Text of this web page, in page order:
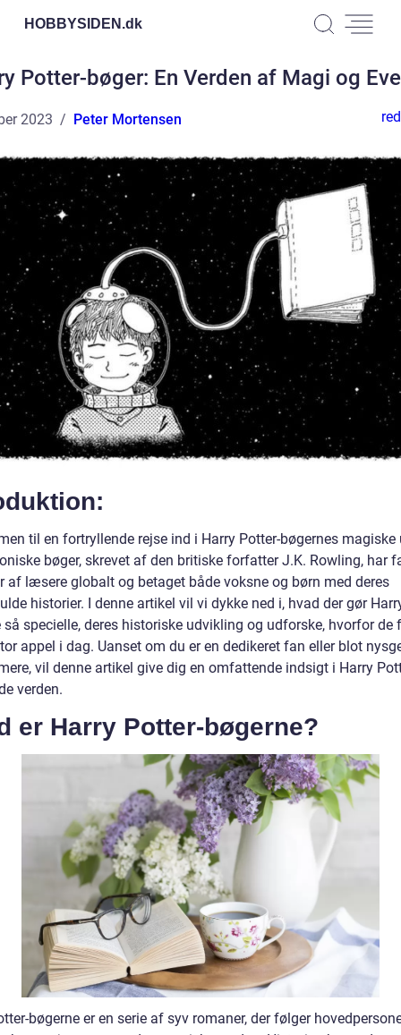
HOBBYSIDEN.dk
Potter-bøger: En Verden af Magi og
2023 Peter Mortensen
til en fortryllende rejse ind i Harry Potter-bøgernes magiske
bøger, skrevet af den britiske forfatter J.K. Rowling, har
af læsere globalt og betaget både voksne og børn med deres
historier. I denne artikel vil vi dykke ned i, hvad der gør
så specielle, deres historiske udvikling og udforske, hvorfor de
appel i dag. Uanset om du er en dedikeret fan eller blot
vil denne artikel give dig en omfattende indsigt i Harry
verden.
er Harry Potter-bøgerne?
bøgerne er en serie af syv romaner, der følger